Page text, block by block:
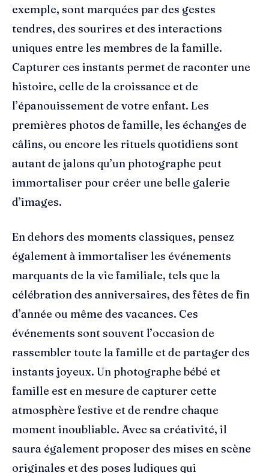
exemple, sont marquées par des gestes
tendres, des sourires et des interactions
uniques entre les membres de la famille.
Capturer ces instants permet de raconter une
histoire, celle de la croissance et de
l’épanouissement de votre enfant. Les
premières photos de famille, les échanges de
câlins, ou encore les rituels quotidiens sont
autant de jalons qu’un photographe peut
immortaliser pour créer une belle galerie
d’images.
En dehors des moments classiques, pensez
également à immortaliser les événements
marquants de la vie familiale, tels que la
célébration des anniversaires, des fêtes de fin
d’année ou même des vacances. Ces
événements sont souvent l’occasion de
rassembler toute la famille et de partager des
instants joyeux. Un photographe bébé et
famille est en mesure de capturer cette
atmosphère festive et de rendre chaque
moment inoubliable. Avec sa créativité, il
saura également proposer des mises en scène
originales et des poses ludiques qui